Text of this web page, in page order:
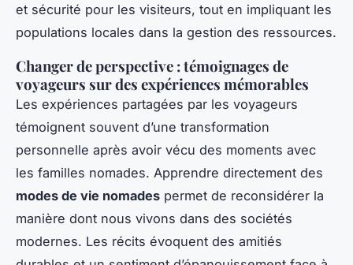
et sécurité pour les visiteurs, tout en impliquant les
populations locales dans la gestion des ressources.
Changer de perspective : témoignages de
voyageurs sur des expériences mémorables
Les expériences partagées par les voyageurs
témoignent souvent d’une transformation
personnelle après avoir vécu des moments avec
les familles nomades. Apprendre directement des
modes de vie nomades permet de reconsidérer la
manière dont nous vivons dans des sociétés
modernes. Les récits évoquent des amitiés